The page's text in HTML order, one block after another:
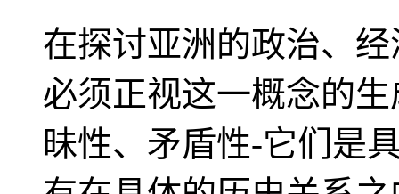
在探讨亚洲的政治、
必须正视这一概念的
昧性、矛盾性-它们是